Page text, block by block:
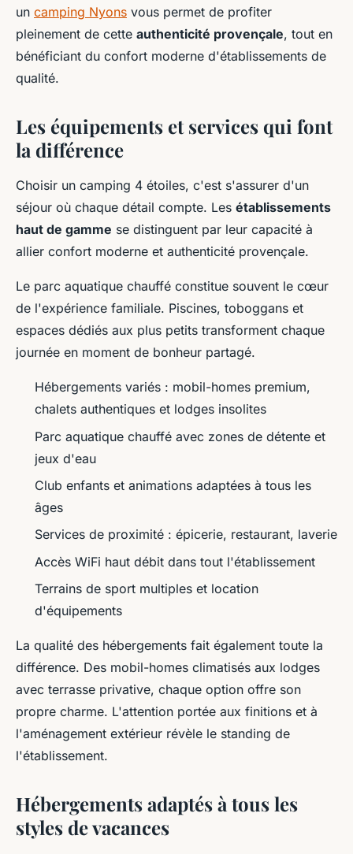
un camping Nyons vous permet de profiter
pleinement de cette authenticité provençale, tout en
bénéficiant du confort moderne d'établissements de
qualité.
Les équipements et services qui font
la différence
Choisir un camping 4 étoiles, c'est s'assurer d'un
séjour où chaque détail compte. Les établissements
haut de gamme se distinguent par leur capacité à
allier confort moderne et authenticité provençale.
Le parc aquatique chauffé constitue souvent le cœur
de l'expérience familiale. Piscines, toboggans et
espaces dédiés aux plus petits transforment chaque
journée en moment de bonheur partagé.
Hébergements variés : mobil-homes premium,
chalets authentiques et lodges insolites
Parc aquatique chauffé avec zones de détente et
jeux d'eau
Club enfants et animations adaptées à tous les
âges
Services de proximité : épicerie, restaurant, laverie
Accès WiFi haut débit dans tout l'établissement
Terrains de sport multiples et location
d'équipements
La qualité des hébergements fait également toute la
différence. Des mobil-homes climatisés aux lodges
avec terrasse privative, chaque option offre son
propre charme. L'attention portée aux finitions et à
l'aménagement extérieur révèle le standing de
l'établissement.
Hébergements adaptés à tous les
styles de vacances